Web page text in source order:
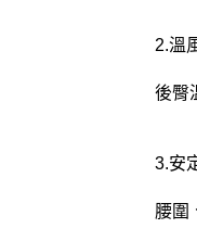
2.溫
後臀
3.安
腰圍